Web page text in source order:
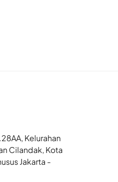
Kelurahan
Cilandak, Kota
Jakarta -